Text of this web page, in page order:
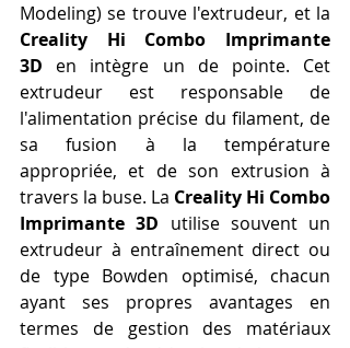
Creality Hi Combo Imprimante
3D en intègre un de pointe. Cet
extrudeur est responsable de
l'alimentation précise du filament, de
sa fusion à la température
appropriée, et de son extrusion à
travers la buse. La Creality Hi Combo
Imprimante 3D utilise souvent un
extrudeur à entraînement direct ou
de type Bowden optimisé, chacun
ayant ses propres avantages en
termes de gestion des matériaux